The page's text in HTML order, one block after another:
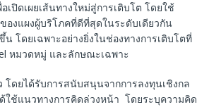
ปิดเผยเส้นทางใหม่สู่การเติบโต โดยใช้
งแผงผู้บริโภคที่ดีที่สุดในระดับเดียวกัน
โดยเฉพาะอย่างยิ่งในช่องทางการเติบโตที่
หมวดหมู่ และลักษณะเฉพาะ
โดยได้รับการสนับสนุนจากการลงทุนเชิงกล
ช้แนวทางการคิดล่วงหน้า โดยระบุความคิด